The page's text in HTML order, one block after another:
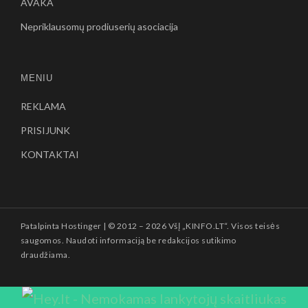
Nepriklausomų prodiuserių asociacija
MENIU
REKLAMA
PRISIJUNK
KONTAKTAI
Patalpinta Hostinger | © 2012 –2026 VšĮ „KINFO.LT“. Visos teisės
saugomos. Naudoti informaciją be redakcijos sutikimo
draudžiama.